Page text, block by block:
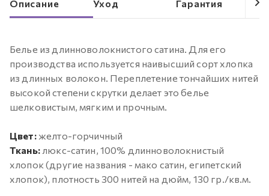
Описание Уход Гарантия
Белье из длинноволокнистого сатина. Для его
производства используется наивысший сорт хлопка
из длинных волокон. Переплетение тончайших нитей
высокой степени скрутки делает это белье
шелковистым, мягким и прочным.
Цвет: желто-горчичный
Ткань:люкс-сатин, 100% длинноволокнистый
хлопок (другие названия - мако сатин, египетский
хлопок), плотность 300 нитей на дюйм, 130 гр./кв.м.